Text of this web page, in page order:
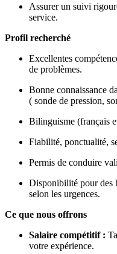
Assurer un suivi
service.
Profil recherché
Excellentes
de problèmes.
Bonne connaissance
( sonde de pression,
Bilinguisme (français
Fiabilité, ponctualité,
Permis de conduire
Disponibilité pour des
selon les urgences.
Ce que nous offrons
Salaire compétitif :
votre expérience.